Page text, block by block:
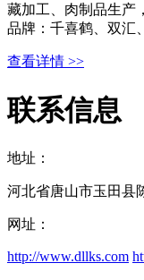
藏加工、肉制品生产
品牌：千喜鹤、双汇
查看详情 >>
联系信息
地址：
河北省唐山市玉田县
网址：
http://www.dllks.com